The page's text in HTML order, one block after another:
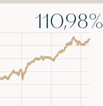
110,98%